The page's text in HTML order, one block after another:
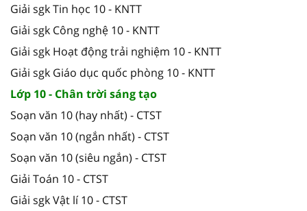
Giải sgk Tin học 10 - KNTT
Giải sgk Công nghệ 10 - KNTT
Giải sgk Hoạt động trải nghiệm 10 - KNTT
Giải sgk Giáo dục quốc phòng 10 - KNTT
Lớp 10 - Chân trời sáng tạo
Soạn văn 10 (hay nhất) - CTST
Soạn văn 10 (ngắn nhất) - CTST
Soạn văn 10 (siêu ngắn) - CTST
Giải Toán 10 - CTST
Giải sgk Vật lí 10 - CTST